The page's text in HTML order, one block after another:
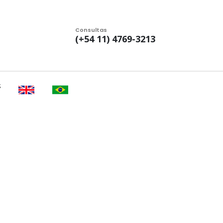
Consultas
(+54 11) 4769-3213